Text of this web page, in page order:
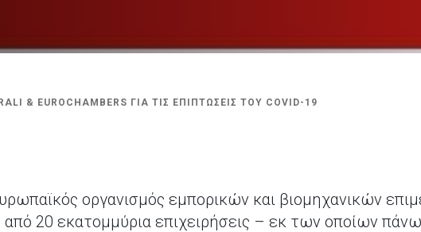
& EUROCHAMBERS ΓΙΑ ΤΙΣ ΕΠΙΠΤΩΣΕΙΣ ΤΟΥ COVID-19
οργανισμός εμπορικών και βιομηχανικών
20 εκατομμύρια επιχειρήσεις – εκ των οποίων